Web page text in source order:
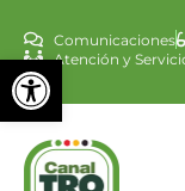
Abrir
Comunicaciones
Atención y